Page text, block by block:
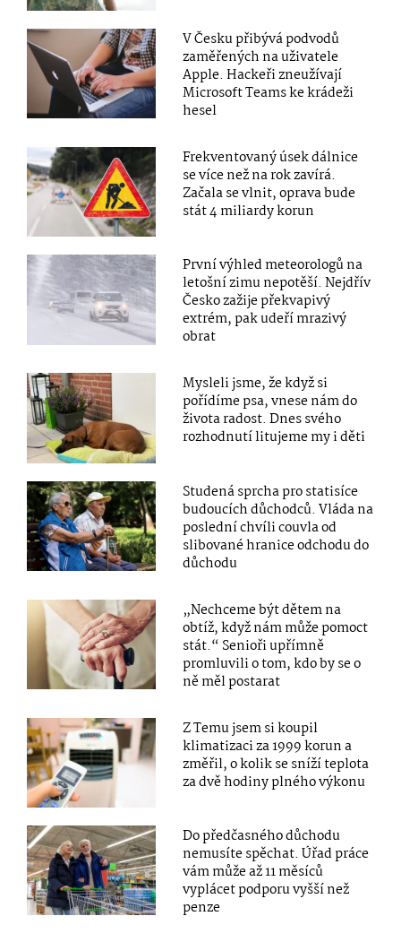
V Česku přibývá podvodů
zaměřených na uživatele
Apple. Hackeři zneužívají
Microsoft Teams ke krádeži
hesel
Frekventovaný úsek dálnice
se více než na rok zavírá.
Začala se vlnit, oprava bude
stát 4 miliardy korun
První výhled meteorologů na
letošní zimu nepotěší. Nejdřív
Česko zažije překvapivý
extrém, pak udeří mrazivý
obrat
Mysleli jsme, že když si
pořídíme psa, vnese nám do
života radost. Dnes svého
rozhodnutí litujeme my i děti
Studená sprcha pro statisíce
budoucích důchodců. Vláda na
poslední chvíli couvla od
slibované hranice odchodu do
důchodu
„Nechceme být dětem na
obtíž, když nám může pomoct
stát.“ Senioři upřímně
promluvili o tom, kdo by se o
ně měl postarat
Z Temu jsem si koupil
klimatizaci za 1999 korun a
změřil, o kolik se sníží teplota
za dvě hodiny plného výkonu
Do předčasného důchodu
nemusíte spěchat. Úřad práce
vám může až 11 měsíců
vyplácet podporu vyšší než
penze